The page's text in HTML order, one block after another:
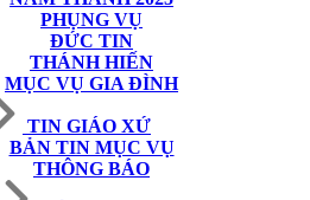
PHỤNG VỤ
ĐỨC TIN
THÁNH HIẾN
MỤC VỤ GIA ĐÌNH
TIN GIÁO XỨ
BẢN TIN MỤC VỤ
THÔNG BÁO